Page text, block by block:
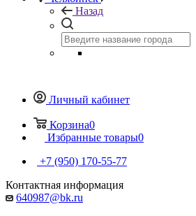
Назад
Личный кабинет
Корзина0
Избранные товары0
+7 (950) 170-55-77
Контактная информация
640987@bk.ru